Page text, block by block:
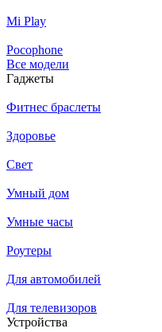
Mi Play
Pocophone
Все модели
Гаджеты
Фитнес браслеты
Здоровье
Свет
Умный дом
Умные часы
Роутеры
Для автомобилей
Для телевизоров
Устройства